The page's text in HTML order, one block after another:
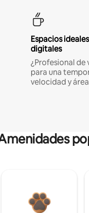
Espacios
digitales
¿Profesional de
para una
velocidad y